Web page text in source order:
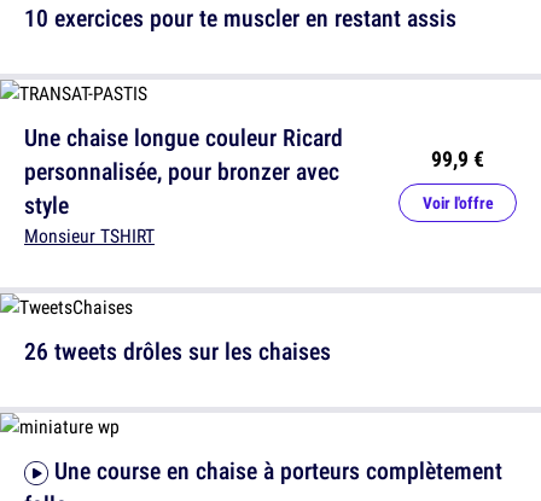
Une chaise longue couleur Ricard
personnalisée, pour bronzer avec
style
Monsieur TSHIRT
99,9 €
Voir l'offre
10 exercices pour te muscler en restant assis
26 tweets drôles sur les chaises